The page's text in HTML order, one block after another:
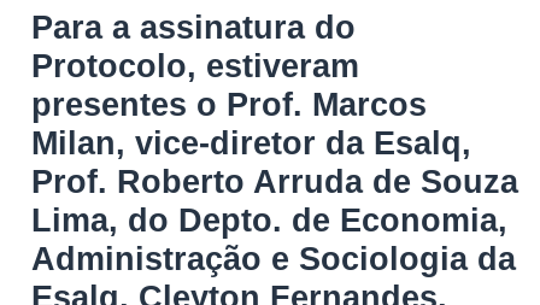
Para a assinatura do
Protocolo, estiveram
presentes o Prof. Marcos
Milan, vice-diretor da Esalq,
Prof. Roberto Arruda de Souza
Lima, do Depto. de Economia,
Administração e Sociologia da
Esalq, Cleyton Fernandes,